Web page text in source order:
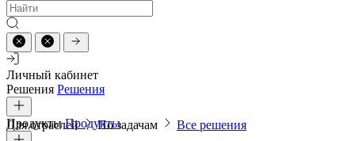
Личный кабинет
Решения Решения
Для отраслей По задачам Все решения
ПродуктыПродукты